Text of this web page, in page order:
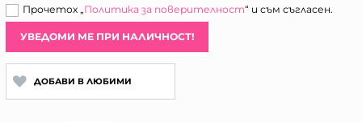
Прочетох „Политика за поверителност“ и съм съгласен.
УВЕДОМИ МЕ ПРИ НАЛИЧНОСТ!
ДОБАВИ В ЛЮБИМИ